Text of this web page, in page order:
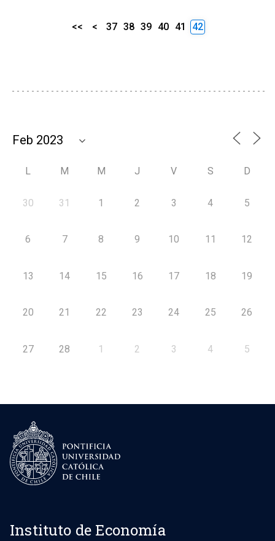
<< < 37 38 39 40 41 42
L M M J V S D
30 31 1 2 3 4 5
6 7 8 9 10 11 12
13 14 15 16 17 18 19
20 21 22 23 24 25 26
27 28 1 2 3 4 5
Instituto de Economía